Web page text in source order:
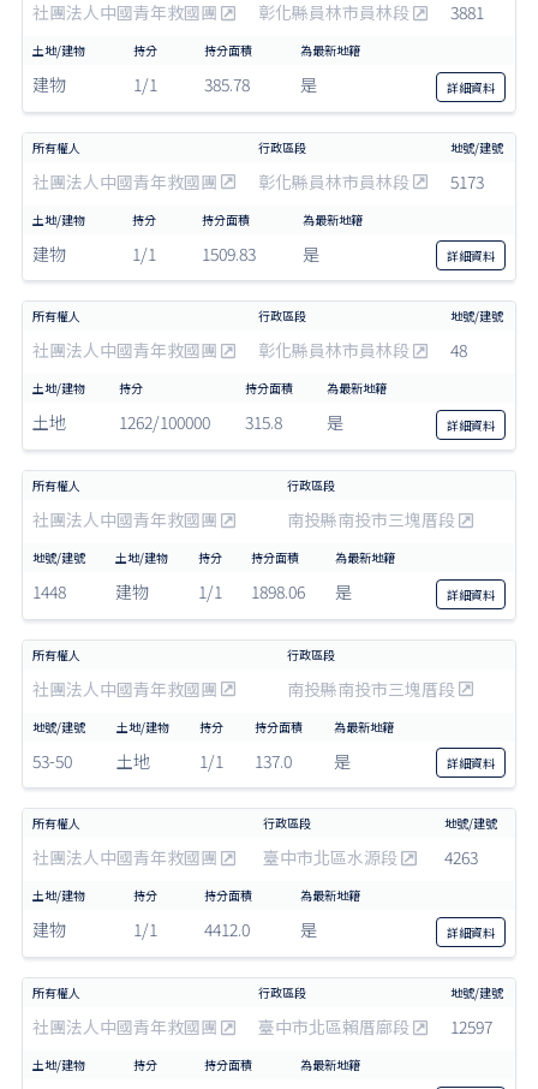
社團法人中國青年救國團 彰化縣員林市員林段 3881
建物 1/1 385.78 是 詳細資料
社團法人中國青年救國團 彰化縣員林市員林段 5173
建物 1/1 1509.83 是 詳細資料
社團法人中國青年救國團 彰化縣員林市員林段 48
土地 1262/100000 315.8 是 詳細資料
社團法人中國青年救國團 南投縣南投市三塊厝段
1448 建物 1/1 1898.06 是 詳細資料
社團法人中國青年救國團 南投縣南投市三塊厝段
53-50 土地 1/1 137.0 是 詳細資料
社團法人中國青年救國團 臺中市北區水源段 4263
建物 1/1 4412.0 是 詳細資料
社團法人中國青年救國團 臺中市北區賴厝廍段 12597